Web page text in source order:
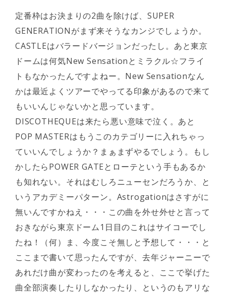
定番枠はお決まりの2曲を除けば、SUPER
GENERATIONがまず来そうなカンジでしょうか。
CASTLEはバラードバージョンだったし。あと東京
ドームは何気New Sensationとミラクル☆フライ
トもなかったんですよねー。New Sensationなん
かは最近よくツアーでやってる印象があるので来て
もいいんじゃないかと思っています。
DISCOTHEQUEは来たら悪い意味で泣く。あと
POP MASTERはもうこのカテゴリーに入れちゃっ
ていいんでしょうか？まぁまずやるでしょう。もし
かしたらPOWER GATEとローテという手もあるか
も知れない。それはむしろニューセンだろうか、と
いうアカデミーパターン。Astrogationはさすがに
無いんですかねえ・・・この曲を外せ外せと言って
おきながら東京ドーム1日目のこれはサイコーでし
たね！（何）ま、今度こそ無しと予想して・・・と
ここまで書いて思ったんですが、去年ジャーニーで
あれだけ曲が変わったのを考えると、ここで挙げた
曲全部演奏したりしなかったり、というのもアリな